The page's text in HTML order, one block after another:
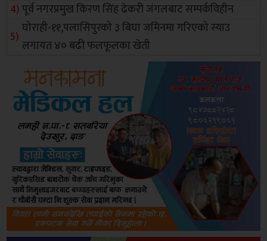
पूर्व नगरप्रमुख किरण सिंह ढेकरी जंगलबाट सम्पर्कविहीन
घोराही-११,पलासिपुरको ३ बिघा जमिनमा गरिएको स्याउ
लगायत ४० बढी फलफूलका खेती